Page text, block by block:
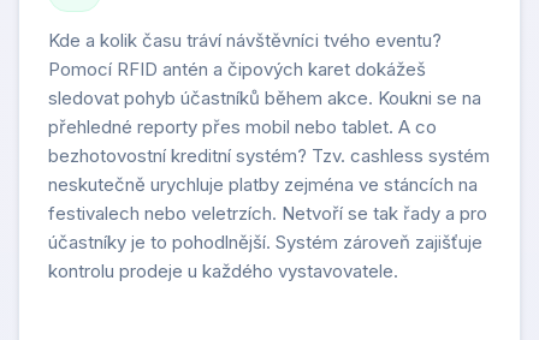
Kde a kolik času tráví návštěvníci tvého eventu?
Pomocí RFID antén a čipových karet dokážeš
sledovat pohyb účastníků během akce. Koukni se na
přehledné reporty přes mobil nebo tablet. A co
bezhotovostní kreditní systém? Tzv. cashless systém
neskutečně urychluje platby zejména ve stáncích na
festivalech nebo veletrzích. Netvoří se tak řady a pro
účastníky je to pohodlnější. Systém zároveň zajišťuje
kontrolu prodeje u každého vystavovatele.